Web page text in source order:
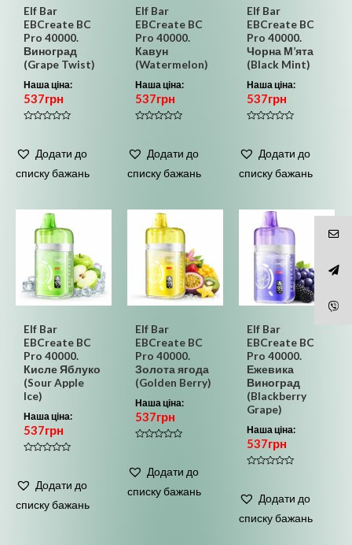
Elf Bar
EBCreate BC
Pro 40000.
Виноград
(Grape Twist)
Наша ціна:
537грн
з
Додати до
списку бажань
Elf Bar
EBCreate BC
Pro 40000.
Кавун
(Watermelon)
Наша ціна:
537грн
з
Додати до
списку бажань
Elf Bar
EBCreate BC
Pro 40000.
Чорна М’ята
(Black Mint)
Наша ціна:
537грн
з
Додати до
списку бажань
Elf Bar
EBCreate BC
Pro 40000.
Кисле Яблуко
(Sour Apple
Ice)
Наша ціна:
537грн
з
Додати до
списку бажань
Elf Bar
EBCreate BC
Pro 40000.
Золота ягода
(Golden Berry)
Наша ціна:
537грн
з
Додати до
списку бажань
Elf Bar
EBCreate BC
Pro 40000.
Ежевика
Виноград
(Blackberry
Grape)
Наша ціна:
537грн
з
Додати до
списку бажань